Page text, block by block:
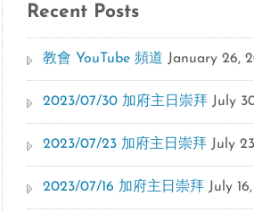
Recent Posts
教會 YouTube 頻道 January 26,
2023/07/30 加府主日崇拜 July
2023/07/23 加府主日崇拜 July
2023/07/16 加府主日崇拜 July